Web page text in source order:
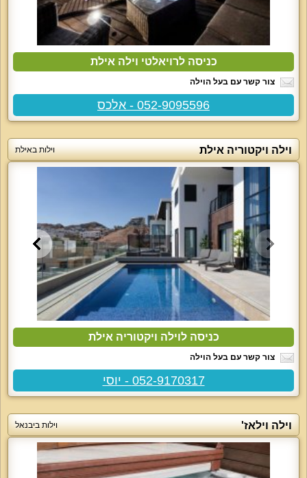
כניסה לרויאלטי וילה אילת
צור קשר עם בעל הוילה
052-9095596 - אלכס
וילה ויקטוריה אילת וילות באילת
כניסה לוילה ויקטוריה אילת
צור קשר עם בעל הוילה
052-9170317 - יוסי
וילה וילאז' וילות ביבנאל